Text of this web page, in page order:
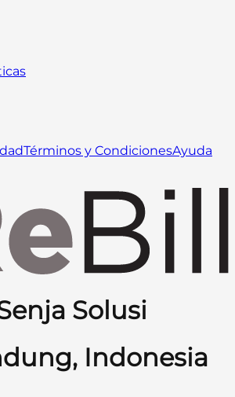
Términos y CondicionesAyuda
Solusi
Indonesia